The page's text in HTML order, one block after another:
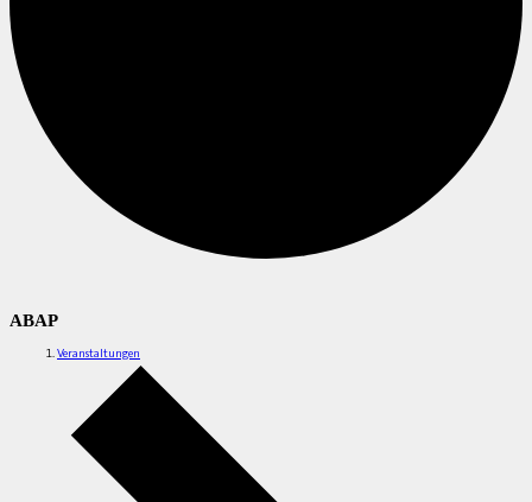
ABAP
Veranstaltungen